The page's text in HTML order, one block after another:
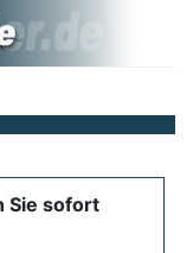
Sie sofort